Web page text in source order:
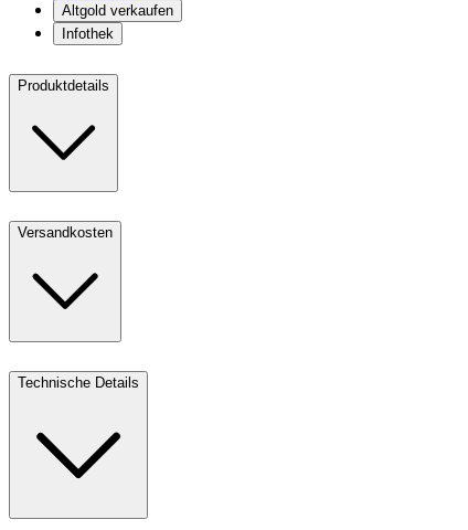
Altgold verkaufen
Infothek
Produktdetails
Versandkosten
Technische Details